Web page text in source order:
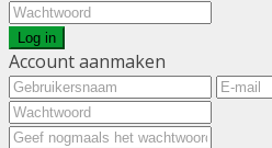
Log in
Account aanmaken